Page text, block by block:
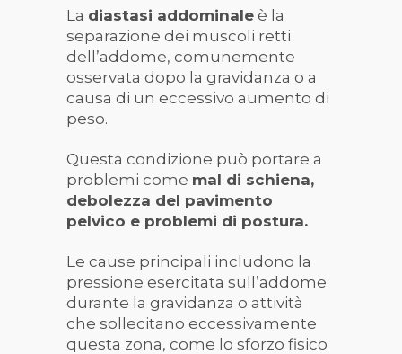
La diastasi addominale è la
separazione dei muscoli retti
dell’addome, comunemente
osservata dopo la gravidanza o a
causa di un eccessivo aumento di
peso.
Questa condizione può portare a
problemi come mal di schiena,
debolezza del pavimento
pelvico e problemi di postura.
Le cause principali includono la
pressione esercitata sull’addome
durante la gravidanza o attività
che sollecitano eccessivamente
questa zona, come lo sforzo fisico